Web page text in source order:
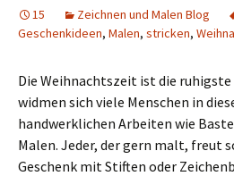
15 Zeichnen und Malen Blog
Geschenkideen, Malen, stricken,
Die Weihnachtszeit ist die
widmen sich viele Menschen in
handwerklichen Arbeiten wie
Malen. Jeder, der gern malt, freut
Geschenk mit Stiften oder